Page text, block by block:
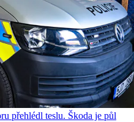
přehlédl teslu. Škoda je půl